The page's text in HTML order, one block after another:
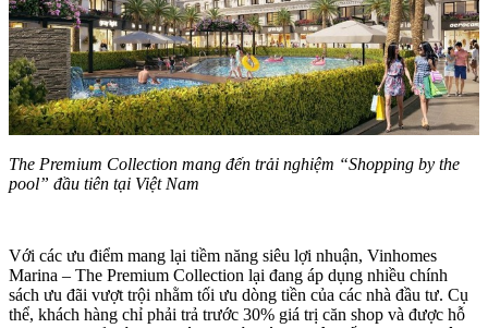
The Premium Collection mang đến trải nghiệm “Shopping by the
pool” đầu tiên tại Việt Nam
Với các ưu điểm mang lại tiềm năng siêu lợi nhuận, Vinhomes
Marina – The Premium Collection lại đang áp dụng nhiều chính
sách ưu đãi vượt trội nhằm tối ưu dòng tiền của các nhà đầu tư. Cụ
thể, khách hàng chỉ phải trả trước 30% giá trị căn shop và được hỗ